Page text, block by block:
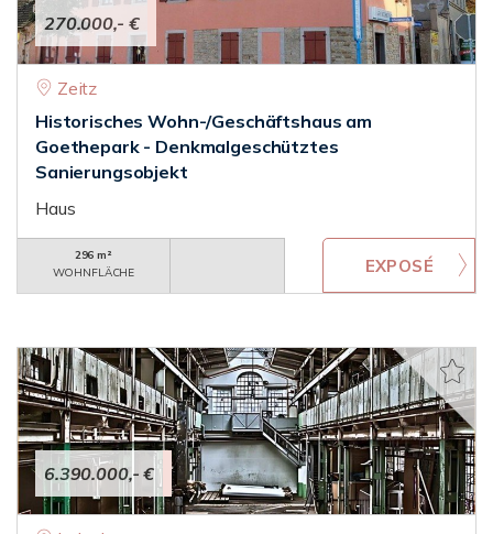
270.000,- €
Zeitz
Historisches Wohn-/Geschäftshaus am
Goethepark - Denkmalgeschütztes
Sanierungsobjekt
Haus
296 m²
WOHNFLÄCHE
6.390.000,- €